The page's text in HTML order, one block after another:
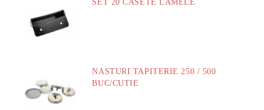
SET 20 CASETE LAMELE
NASTURI TAPITERIE 250 / 500
BUC/CUTIE